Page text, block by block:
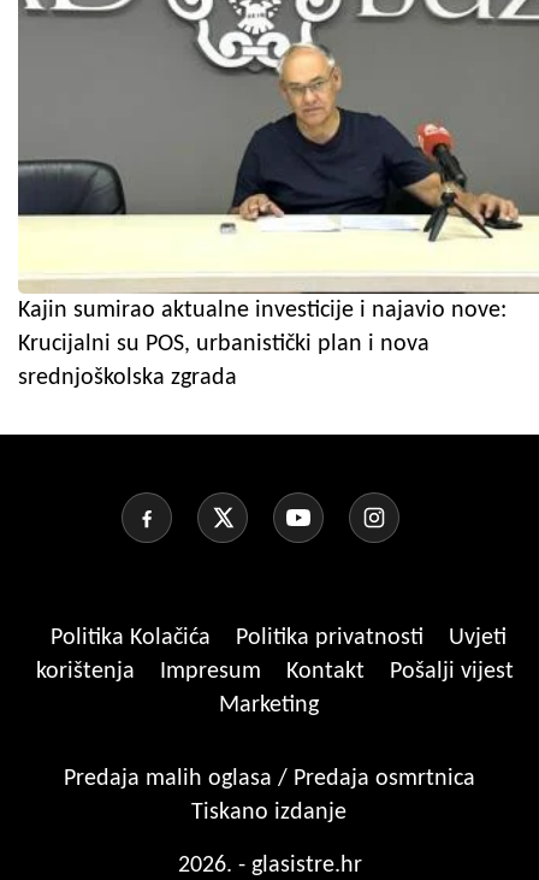
Kajin sumirao aktualne investicije i najavio nove:
Krucijalni su POS, urbanistički plan i nova
srednjoškolska zgrada
Politika Kolačića Politika privatnosti
Uvjeti
korištenja
Impresum Kontakt
Pošalji vijest
Marketing
Predaja malih oglasa / Predaja osmrtnica
Tiskano izdanje
2026. - glasistre.hr